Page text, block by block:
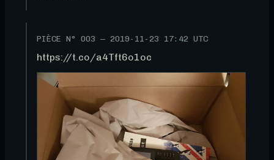
PIÈCE N°003 —2019-11-23 17:42 UTC
https://t.co/a4Tft6o1oc